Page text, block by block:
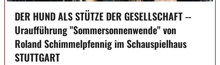
DER HUND ALS STÜTZE DER GESELLSCHAFT --
Uraufführung "Sommersonnenwende" von
Roland Schimmelpfennig im Schauspielhaus
STUTTGART